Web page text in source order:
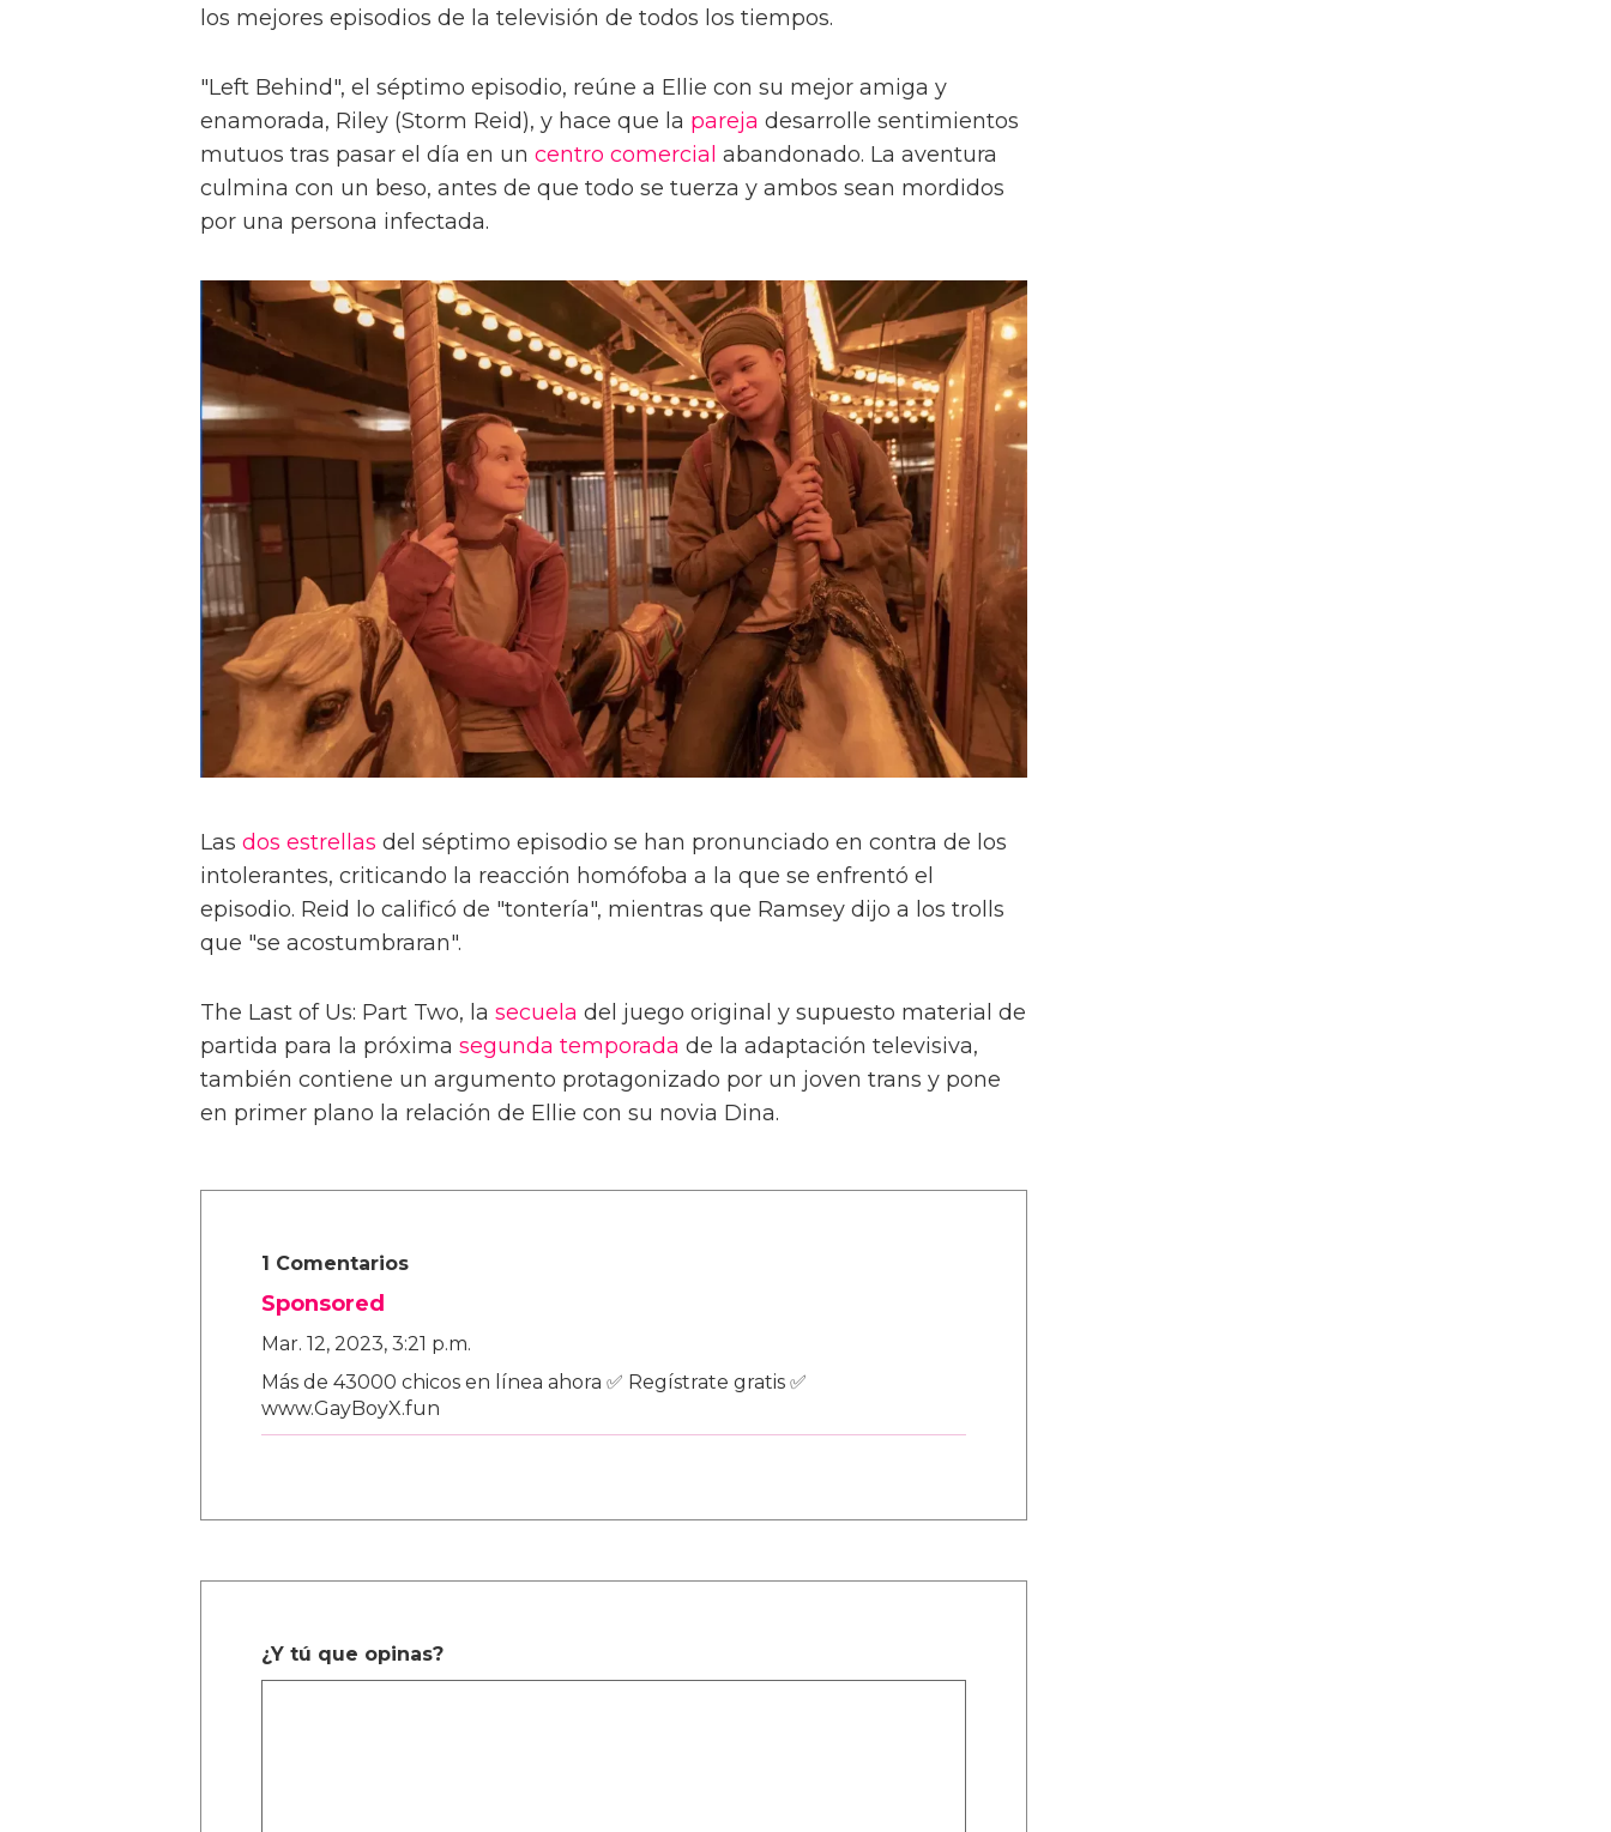
los mejores episodios de la televisión de todos los tiempos.
"Left Behind", el séptimo episodio, reúne a Ellie con su mejor amiga y
enamorada, Riley (Storm Reid), y hace que la pareja desarrolle sentimientos
mutuos tras pasar el día en un centro comercial abandonado. La aventura
culmina con un beso, antes de que todo se tuerza y ambos sean mordidos
por una persona infectada.
Las dos estrellas del séptimo episodio se han pronunciado en contra de los
intolerantes, criticando la reacción homófoba a la que se enfrentó el
episodio. Reid lo calificó de "tontería", mientras que Ramsey dijo a los trolls
que "se acostumbraran".
The Last of Us: Part Two, la secuela del juego original y supuesto material de
partida para la próxima segunda temporada de la adaptación televisiva,
también contiene un argumento protagonizado por un joven trans y pone
en primer plano la relación de Ellie con su novia Dina.
1 Comentarios
Sponsored
Mar. 12, 2023, 3:21 p.m.
Más de 43000 chicos en línea ahora ✅ Regístrate gratis ✅
www.GayBoyX.fun
¿Y tú que opinas?